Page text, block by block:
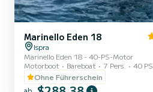
Marinello Eden 18
Ispra
Marinello Eden 18 - 40-PS-Motor
Motorboot
Bareboat 7 Pers. 40 PS
Ohne Führerschein